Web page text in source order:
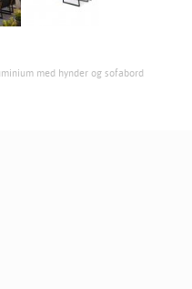
med hynder og sofabord